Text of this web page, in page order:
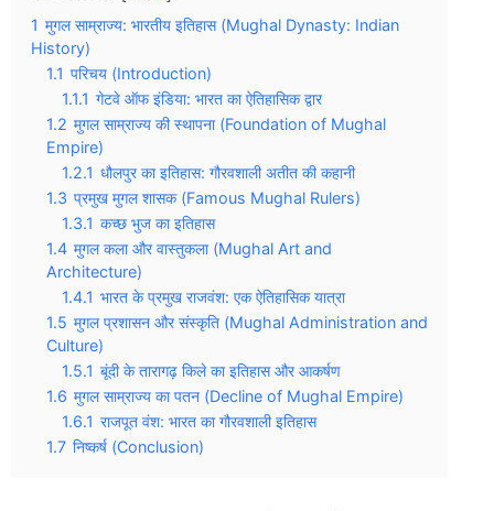
1 मुगल साम्राज्य: भारतीय इतिहास (Mughal Dynasty: Indian
History)
1.1 परिचय (Introduction)
1.1.1 गेटवे ऑफ इंडिया: भारत का ऐतिहासिक द्वार
1.2 मुगल साम्राज्य की स्थापना (Foundation of Mughal
Empire)
1.2.1 धौलपुर का इतिहास: गौरवशाली अतीत की कहानी
1.3 प्रमुख मुगल शासक (Famous Mughal Rulers)
1.3.1 कच्छ भुज का इतिहास
1.4 मुगल कला और वास्तुकला (Mughal Art and
Architecture)
1.4.1 भारत के प्रमुख राजवंश: एक ऐतिहासिक यात्रा
1.5 मुगल प्रशासन और संस्कृति (Mughal Administration and
Culture)
1.5.1 बूंदी के तारागढ़ किले का इतिहास और आकर्षण
1.6 मुगल साम्राज्य का पतन (Decline of Mughal Empire)
1.6.1 राजपूत वंश: भारत का गौरवशाली इतिहास
1.7 निष्कर्ष (Conclusion)